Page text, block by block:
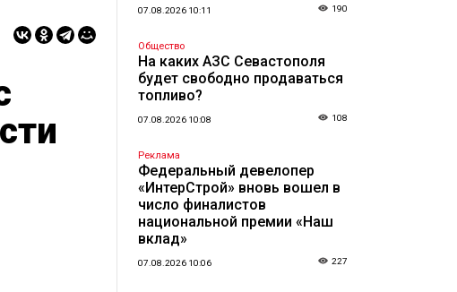
07.08.2026 10:11 190
Общество
На каких АЗС Севастополя
будет свободно продаваться
топливо?
07.08.2026 10:08 108
Реклама
Федеральный девелопер
«ИнтерСтрой» вновь вошел в
число финалистов
национальной премии «Наш
вклад»
07.08.2026 10:06 227